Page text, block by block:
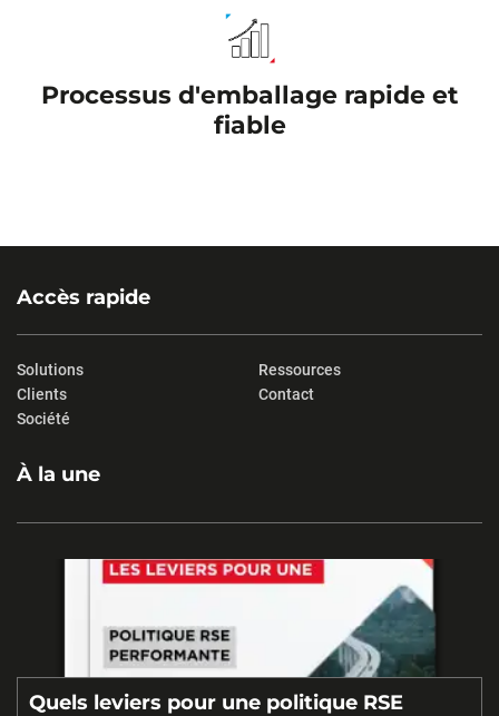
Processus d'emballage rapide et
fiable
Accès rapide
Solutions
Clients
Société
Ressources
Contact
À la une
Quels leviers pour une politique RSE